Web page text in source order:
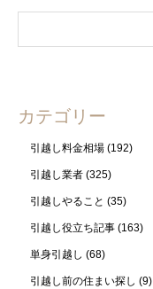
カテゴリー
引越し料金相場 (192)
引越し業者 (325)
引越しやること (35)
引越し役立ち記事 (163)
単身引越し (68)
引越し前の住まい探し (9)